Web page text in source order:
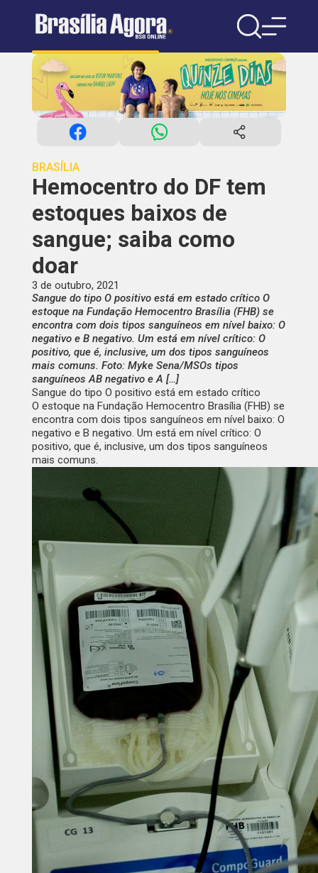
BRASÍLIA
Hemocentro do DF tem
estoques baixos de
sangue; saiba como
doar
3 de outubro, 2021
Sangue do tipo O positivo está em estado crítico O
estoque na Fundação Hemocentro Brasília (FHB) se
encontra com dois tipos sanguíneos em nível baixo: O
negativo e B negativo. Um está em nível crítico: O
positivo, que é, inclusive, um dos tipos sanguíneos
mais comuns. Foto: Myke Sena/MSOs tipos
sanguíneos AB negativo e A […]
Sangue do tipo O positivo está em estado crítico
O estoque na Fundação Hemocentro Brasília (FHB) se
encontra com dois tipos sanguíneos em nível baixo: O
negativo e B negativo. Um está em nível crítico: O
positivo, que é, inclusive, um dos tipos sanguíneos
mais comuns.